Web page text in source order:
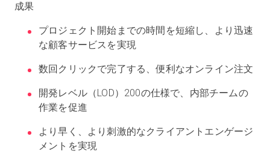
成果
プロジェクト開始までの時間を短縮し、より迅速
な顧客サービスを実現
数回クリックで完了する、便利なオンライン注文
開発レベル（LOD）200の仕様で、内部チームの
作業を促進
より早く、より刺激的なクライアントエンゲージ
メントを実現